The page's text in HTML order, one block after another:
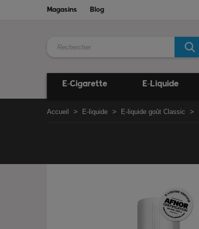
Magasins Blog
E-Cigarette E-Liquide
Accueil E-liquide E-liquide goût Classic